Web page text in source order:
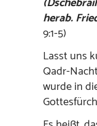
herab.
9:1-5)
Lasst uns
Qadr-
wurde in